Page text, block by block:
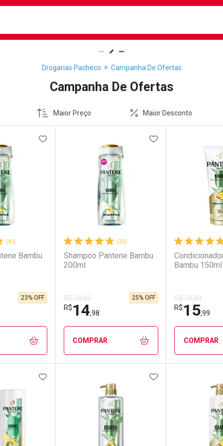
Drogarias Pacheco Campanha De Ofertas
Campanha De Ofertas
Maior Preço Maior Desconto
(42)
Bambu
23% OFF
ADICIONAR AOS FAVORITOS
(32)
Shampoo Pantene Bambu
200ml
R$ 19,99
R$14,98
25% OFF
ADICIONAR AOS
COMPRAR
Laboratório
Por Menos
Bambu 150ml
R$ 19,99
R$15,99
COMPRAR
Por
ADICIONAR AOS FAVORITOSADICIONAR AOS